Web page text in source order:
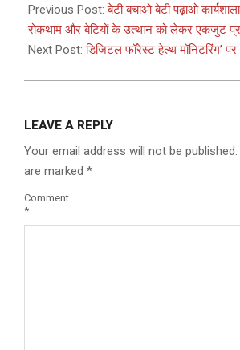
02-
18
Previous Post:बेटी बचाओ बेटी पढ़ाओ
रोकथाम और बेटियों के उत्थान को लेकर एकजुट
Next Post:डिजिटल फॉरेस्ट हेल्थ मॉनिटरिंग’ पर
LEAVE A REPLY
Your email address will not be published.
are marked *
Comment
*